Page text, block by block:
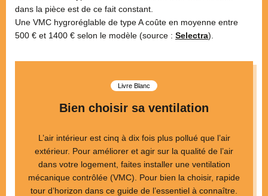
dans la pièce est de ce fait constant.
Une VMC hygroréglable de type A coûte en moyenne entre
500 € et 1400 € selon le modèle (source : Selectra).
Livre Blanc
Bien choisir sa ventilation
L’air intérieur est cinq à dix fois plus pollué que l’air
extérieur. Pour améliorer et agir sur la qualité de l’air
dans votre logement, faites installer une ventilation
mécanique contrôlée (VMC). Pour bien la choisir, rapide
tour d’horizon dans ce guide de l’essentiel à connaître.